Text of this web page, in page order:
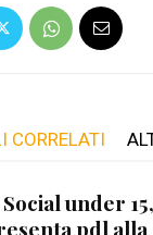
CORRELATI
under 15,
pdl alla